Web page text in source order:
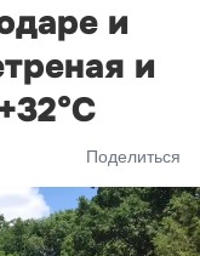
и
и
Поделиться